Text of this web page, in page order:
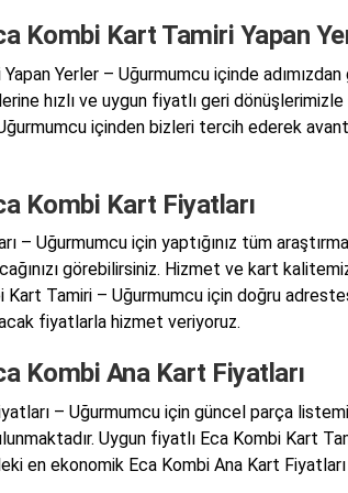
Kombi Kart Tamiri Yapan
Yerler – Uğurmumcu içinde
hızlı ve uygun fiyatlı geri
içinden bizleri tercih ederek
Kombi Kart Fiyatları
– Uğurmumcu için yaptığınız tüm
görebilirsiniz. Hizmet ve kart
Kart Tamiri – Uğurmumcu için doğru
fiyatlarla hizmet veriyoruz.
Kombi Ana Kart Fiyatları
– Uğurmumcu için güncel parça
Uygun fiyatlı Eca Kombi Kart
en ekonomik Eca Kombi Ana Kart